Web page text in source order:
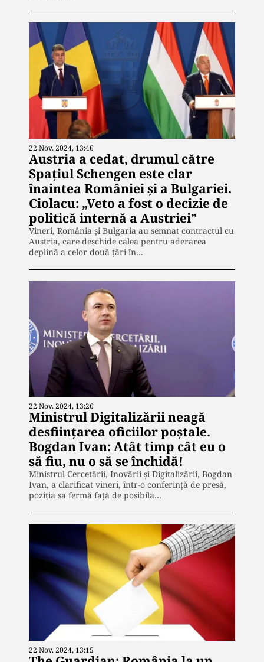
22 Nov. 2024, 13:46
Austria a cedat, drumul către
Spațiul Schengen este clar
înaintea României și a Bulgariei.
Ciolacu: „Veto a fost o decizie de
politică internă a Austriei”
Vineri, România și Bulgaria au semnat contractul cu
Austria, care deschide calea pentru aderarea
deplină a celor două țări în…
22 Nov. 2024, 13:26
Ministrul Digitalizării neagă
desființarea oficiilor poștale.
Bogdan Ivan: Atât timp cât eu o
să fiu, nu o să se închidă!
Ministrul Cercetării, Inovării și Digitalizării, Bogdan
Ivan, a clarificat vineri, într-o conferință de presă,
poziția sa fermă față de posibila…
22 Nov. 2024, 13:15